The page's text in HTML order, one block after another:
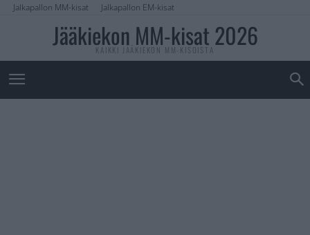
Jalkapallon MM-kisat Jalkapallon EM-kisat
Jääkiekon MM-kisat 2026
KAIKKI JÄÄKIEKON MM-KISOISTA